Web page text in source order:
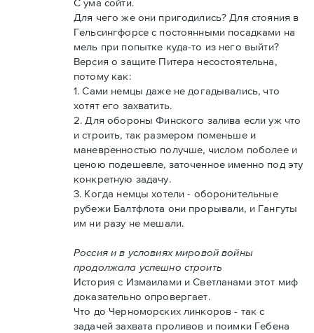
С ума сойти.
Для чего же они пригодились? Для стояния в
Гельсингфорсе с постоянными посадками на
мель при попытке куда-то из него выйти?
Версия о защите Питера несостоятельна,
потому как:
1. Сами немцы даже не догадывались, что
хотят его захватить.
2. Для обороны Финского залива если уж что
и строить, так размером поменьше и
маневренностью получше, числом поболее и
ценою подешевле, заточенное именно под эту
конкретную задачу.
3. Когда немцы хотели - оборонительные
рубежи Балтфлота они прорывали, и Гангуты
им ни разу не мешали.
Россия и в условиях мировой войны
продолжала успешно строить
История с Измаилами и Светланами этот миф
доказательно опровергает.
Что до Черноморских линкоров - так с
задачей захвата проливов и поимки Гебена